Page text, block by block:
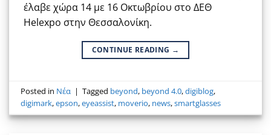
έλαβε χώρα 14 με 16 Οκτωβρίου στο ΔΕΘ
Helexpo στην Θεσσαλονίκη.
CONTINUE READING →
Posted in Νέα | Tagged beyond, beyond 4.0,digiblog,
digimark,epson,eyeassist, moverio, news,smartglasses